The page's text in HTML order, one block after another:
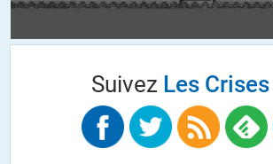
pour endormir les naïfs. L’utilité n’a aucune
contexte, ce qui compte pour les serviteurs de
de l’argent le plus rapidement possible,
conséquences. Ce qui ne veut pas dire que
Suivez Les Crises